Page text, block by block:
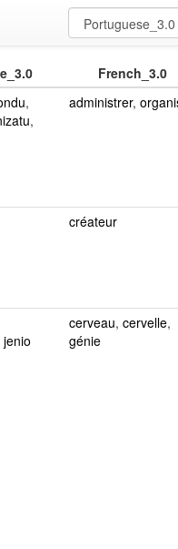
French_3.0
,
,
administrer,
créateur
jenio
cerveau, cervelle,
génie